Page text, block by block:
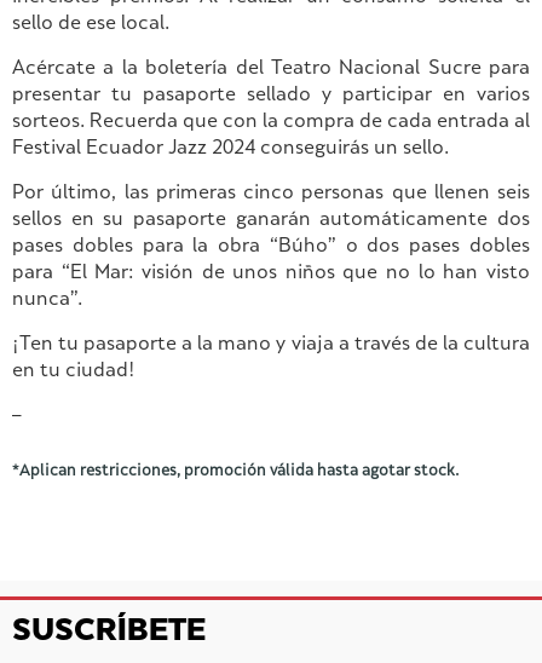
sello de ese local.
Acércate a la boletería del Teatro Nacional Sucre para
presentar tu pasaporte sellado y participar en varios
sorteos. Recuerda que con la compra de cada entrada al
Festival Ecuador Jazz 2024 conseguirás un sello.
Por último, las primeras cinco personas que llenen seis
sellos en su pasaporte ganarán automáticamente dos
pases dobles para la obra “Búho” o dos pases dobles
para “El Mar: visión de unos niños que no lo han visto
nunca”.
¡Ten tu pasaporte a la mano y viaja a través de la cultura
en tu ciudad!
–
*Aplican restricciones, promoción válida hasta agotar stock.
SUSCRÍBETE